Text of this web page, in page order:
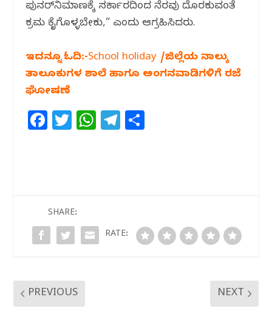
ಪುನರ್‌ನಿಮಾಣಕ್ಕೆ ಸರ್ಕಾರದಿಂದ ನೆರವು ದೊರಕುವಂತೆ
ಕ್ರಮ ಕೈಗೊಳ್ಳಬೇಕು,” ಎಂದು ಆಗ್ರಹಿಸಿದರು.
ಇದನ್ನೂ ಓದಿ:-School holiday /ಜಿಲ್ಲೆಯ ನಾಲ್ಕು
ತಾಲೂಕುಗಳ ಶಾಲೆ ಹಾಗೂ ಅಂಗನವಾಡಿಗಳಿಗೆ ರಜೆ
ಘೋಷಣೆ
F
a
b
o
o
T
w
r
W
h
A
p
T
el
ra
SHARE:
RATE:
PREVIOUS NEXT